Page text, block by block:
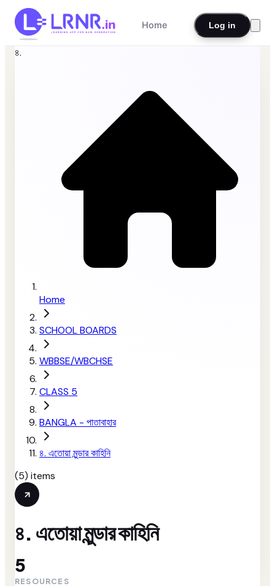
Home Log in
৪.
Home
SCHOOL BOARDS
WBBSE/WBCHSE
CLASS 5
BANGLA - পাতাবাহার
৪. এতোয়া মুন্ডার কাহিনি
(5) items
৪. এতোয়া মুন্ডার কাহিনি
5
RESOURCES